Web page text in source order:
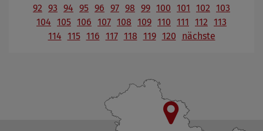
92 93 94 95 96 97 98 99 100 101 102 103
104 105 106 107 108 109 110 111 112 113
114 115 116 117 118 119 120 nächste